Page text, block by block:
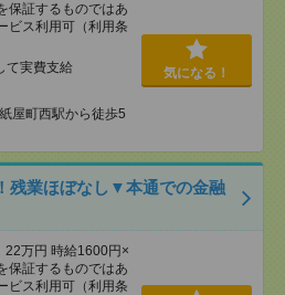
証するものではあ
ビス利用可（利用条
て実費支給
紙屋町西駅から徒歩5
気になる！
残業ほぼなし▼本通での金融
万円 時給1600円×
証するものではあ
ビス利用可（利用条